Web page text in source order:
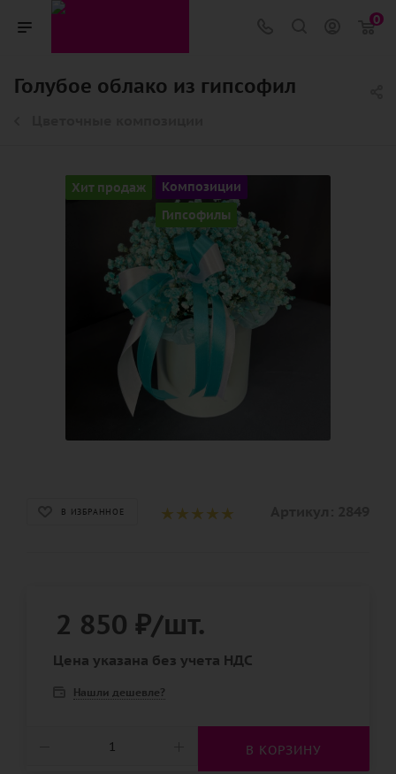
0
Голубое облако из гипсофил
Хит продаж Композиции
Гипсофилы
В ИЗБРАННОЕ
2 850 ₽/шт.
Цена указана без учета НДС
Нашли дешевле?
В КОРЗИНУ